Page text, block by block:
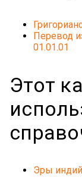
Перевод
01.01.01
Этот
Эры